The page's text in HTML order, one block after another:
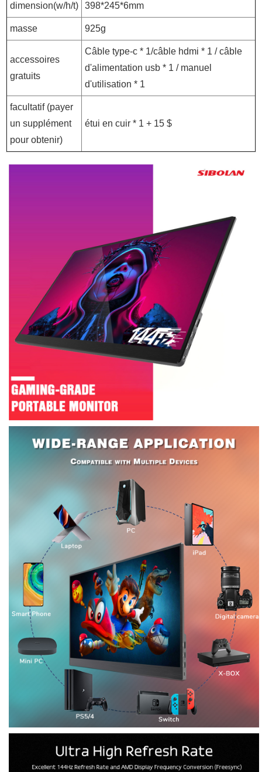
dimension(w/h/t) 398*245*6mm
masse 925g
accessoires
gratuits
Câble type-c * 1/câble hdmi * 1 / câble
d'alimentation usb * 1 / manuel
d'utilisation * 1
facultatif (payer
un supplément
pour obtenir)
étui en cuir * 1 + 15 $